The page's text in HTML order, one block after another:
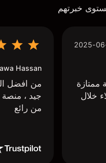
خبرتهم
2025-
ممتازة
خلال
Hassan
من افضل
جيد ،
من رائع